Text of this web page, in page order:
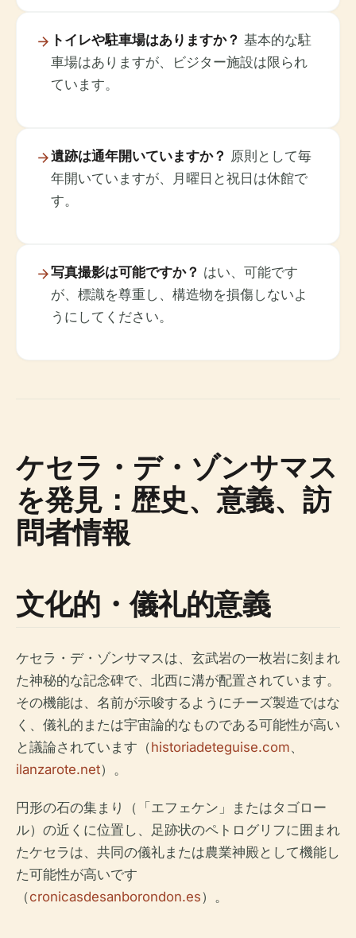
トイレや駐車場はありますか？ 基本的な駐
車場はありますが、ビジター施設は限られ
ています。
遺跡は通年開いていますか？ 原則として毎
年開いていますが、月曜日と祝日は休館で
す。
写真撮影は可能ですか？ はい、可能です
が、標識を尊重し、構造物を損傷しないよ
うにしてください。
ケセラ・デ・ゾンサマス
を発見：歴史、意義、訪
問者情報
文化的・儀礼的意義
ケセラ・デ・ゾンサマスは、玄武岩の一枚岩に刻まれ
た神秘的な記念碑で、北西に溝が配置されています。
その機能は、名前が示唆するようにチーズ製造ではな
く、儀礼的または宇宙論的なものである可能性が高い
と議論されています（historiadeteguise.com、
ilanzarote.net）。
円形の石の集まり（「エフェケン」またはタゴロー
ル）の近くに位置し、足跡状のペトログリフに囲まれ
たケセラは、共同の儀礼または農業神殿として機能し
た可能性が高いです
（cronicasdesanborondon.es）。